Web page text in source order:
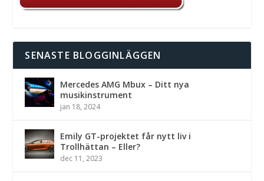
SENASTE BLOGGINLÄGGEN
Mercedes AMG Mbux – Ditt nya
musikinstrument
jan 18, 2024
Emily GT-projektet får nytt liv i
Trollhättan – Eller?
dec 11, 2023